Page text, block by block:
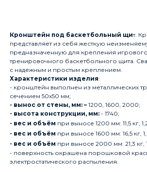
Кронштейн под баскетбольный щит.
представляет из себя жесткую
предназначенную для крепления
тренировочного баскетбольного щита.
с надежным и простым креплением.
Характеристики изделия:
- кронштейн выполнен из металлических
сечением 50х50 мм;
- вынос от стены, мм: – 1200, 1600, 2000;
- высота конструкции, мм: - 1740;
- вес и объём при выносе 1200 мм: 11,5 кг,
- вес и объём при выносе 1600 мм: 16,5 кг,
- вес и объём при выносе 2000 мм: 21,3 кг,
- поверхность окрашена порошковой
электростатического распыления.